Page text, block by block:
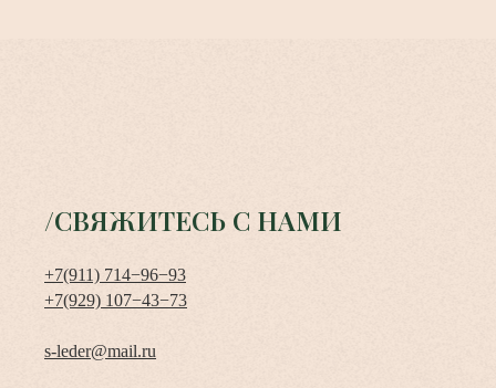
/СВЯЖИТЕСЬ С НАМИ
+7(911) 714−96−93
+7(929) 107−43−73
s-leder@mail.ru